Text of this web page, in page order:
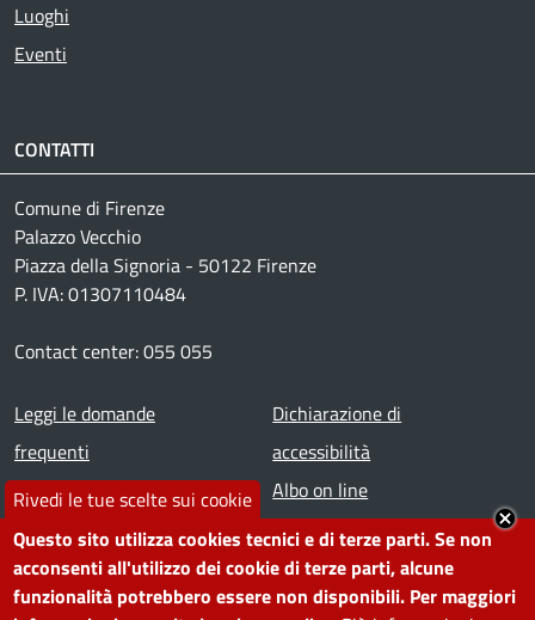
Rivedi le tue scelte sui cookie
Questo sito utilizza cookies tecnici e di terze parti. Se non
acconsenti all'utilizzo dei cookie di terze parti, alcune
funzionalità potrebbero essere non disponibili. Per maggiori
Luoghi
Eventi
CONTATTI
Comune di Firenze
Palazzo Vecchio
Piazza della Signoria - 50122 Firenze
P. IVA: 01307110484
Contact center: 055 055
Footer menu
Leggi le domande
frequenti
Prenota appuntamento
Segnala disservizio
Amministrazione
trasparente
Dichiarazione di
accessibilità
Albo on line
Redazione web
Piano di miglioramento dei
servizi